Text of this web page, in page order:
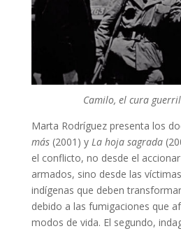
Camilo, el cura
Marta Rodríguez presenta los
más(2001) y La hoja sagrada
el conflicto, no desde el
armados, sino desde las
indígenas que deben
debido a las fumigaciones que
modos de vida. El segundo,